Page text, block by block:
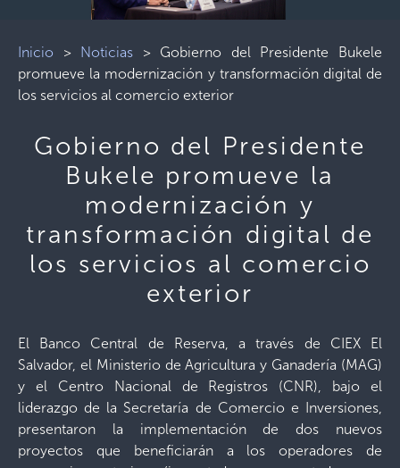
Inicio > Noticias > Gobierno del Presidente Bukele
promueve la modernización y transformación digital de
los servicios al comercio exterior
Gobierno del Presidente
Bukele promueve la
modernización y
transformación digital de
los servicios al comercio
exterior
El Banco Central de Reserva, a través de CIEX El
Salvador, el Ministerio de Agricultura y Ganadería (MAG)
y el Centro Nacional de Registros (CNR), bajo el
liderazgo de la Secretaría de Comercio e Inversiones,
presentaron la implementación de dos nuevos
proyectos que beneficiarán a los operadores de